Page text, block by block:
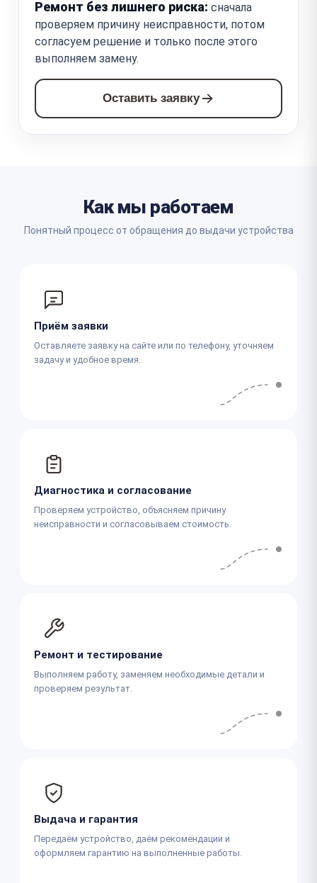
Ремонт без лишнего риска: сначала
проверяем причину неисправности, потом
согласуем решение и только после этого
выполняем замену.
Оставить заявку
Как мы работаем
Понятный процесс от обращения до выдачи устройства
Приём заявки
Оставляете заявку на сайте или по телефону, уточняем
задачу и удобное время.
Диагностика и согласование
Проверяем устройство, объясняем причину
неисправности и согласовываем стоимость.
Ремонт и тестирование
Выполняем работу, заменяем необходимые детали и
проверяем результат.
Выдача и гарантия
Передаём устройство, даём рекомендации и
оформляем гарантию на выполненные работы.